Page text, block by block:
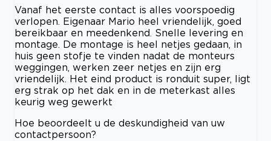
Vanaf het eerste contact is alles voorspoedig
verlopen. Eigenaar Mario heel vriendelijk, goed
bereikbaar en meedenkend. Snelle levering en
montage. De montage is heel netjes gedaan, in
huis geen stofje te vinden nadat de monteurs
weggingen, werken zeer netjes en zijn erg
vriendelijk. Het eind product is ronduit super, ligt
erg strak op het dak en in de meterkast alles
keurig weg gewerkt
Hoe beoordeelt u de deskundigheid van uw
contactpersoon?